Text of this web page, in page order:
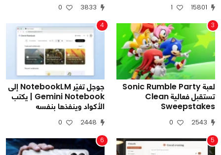
15801
1
3833
0
3
لعبة Sonic Rumble Party
تستقبل فعالية Clean
Sweepstakes
2543
0
4
جوجل تغيّر NotebookLM إلى
Gemini Notebook | يكتب
الأكواد وينفذها بنفسه
2448
0
5
6